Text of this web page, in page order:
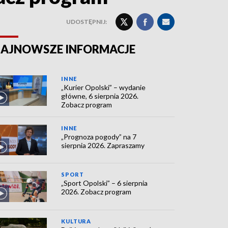
UDOSTĘPNIJ:
INFORMACJE
INNE
„Kurier Opolski” – wydanie
główne, 6 sierpnia 2026.
Zobacz program
INNE
„Prognoza pogody” na 7
sierpnia 2026. Zapraszamy
SPORT
„Sport Opolski” – 6 sierpnia
2026. Zobacz program
KULTURA